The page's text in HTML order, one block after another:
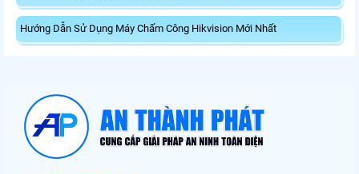
Hướng Dẫn Sử Dụng Máy Chấm Công Hikvision Mới Nhất